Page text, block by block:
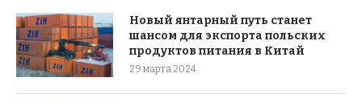
Новый янтарный путь станет
шансом для экспорта польских
продуктов питания в Китай
29 марта 2024